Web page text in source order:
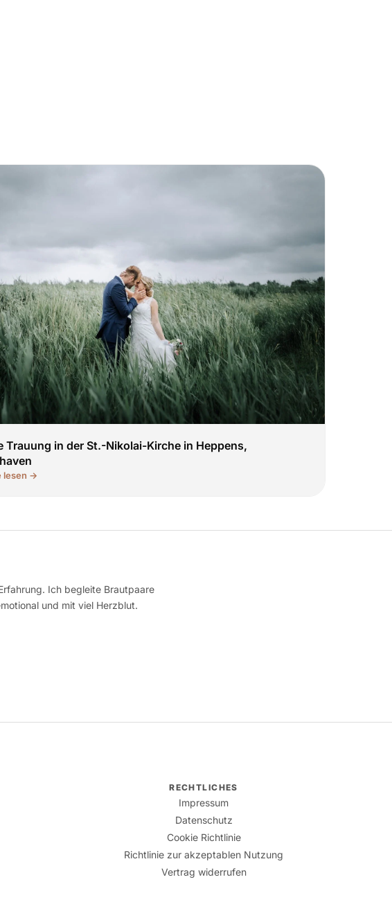
Trauung in der St.-Nikolai-Kirche in Heppens,
lesen →
Ich begleite Brautpaare
und mit viel Herzblut.
RECHTLICHES
Impressum
Datenschutz
Cookie Richtlinie
Richtlinie zur akzeptablen Nutzung
Vertrag widerrufen